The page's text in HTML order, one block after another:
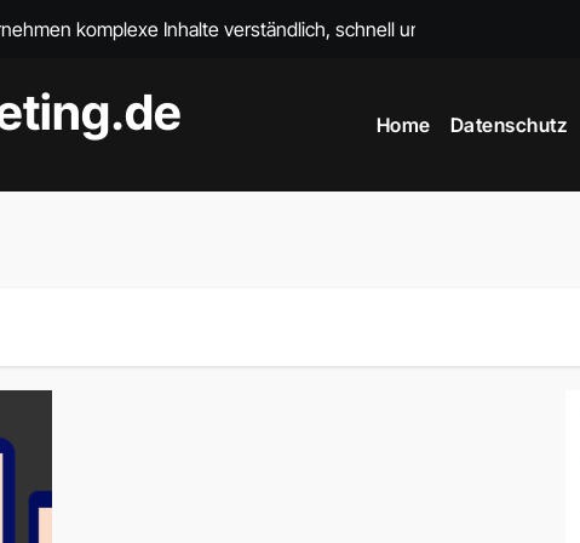
komplexe Inhalte verständlich, schnell und kosteneffizient
KI-Avatar-
Home Datenschutz